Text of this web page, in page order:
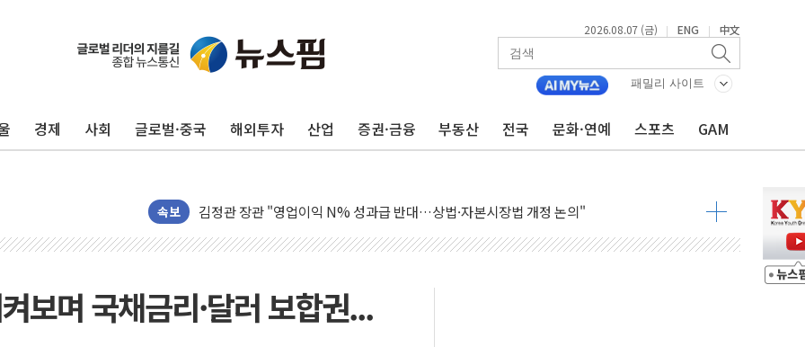
2026.08.07 (금) | ENG | 中文
패밀리 사이트
경제 사회 글로벌·중국 해외투자 산업 증권·금융 부동산 전국 문화·연예 스포츠 GAM
속보
구광모, 내주 실리콘밸리서 젠슨 황 재회…로봇·AI 데이터센터·모빌리티 구체화
김정관 장관 "영업이익 N% 성과급 반대…상법·자본시장법 개정 논의"
뉴욕증시 프리뷰, 미 주가선물 AI주 차익실현 속 혼조세...웨스턴디지털·샌디스크↓
금값 7주 만에 최고…美 고용 둔화·호르무즈 재개방 기대에 강세
[인도증시] 중동 긴장 완화에 실적 호조까지, 상승...호실적 보고 기업 상승세 뚜렷
보며 국채금리·달러 보합권...